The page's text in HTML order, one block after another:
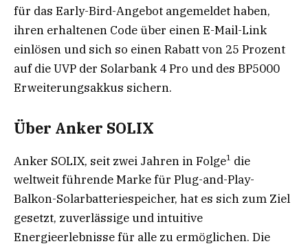
für das Early-Bird-Angebot angemeldet haben,
ihren erhaltenen Code über einen E-Mail-Link
einlösen und sich so einen Rabatt von 25 Prozent
auf die UVP der Solarbank 4 Pro und des BP5000
Erweiterungsakkus sichern.
Über Anker SOLIX
Anker SOLIX, seit zwei Jahren in Folge1 die
weltweit führende Marke für Plug-and-Play-
Balkon-Solarbatteriespeicher, hat es sich zum Ziel
gesetzt, zuverlässige und intuitive
Energieerlebnisse für alle zu ermöglichen. Die